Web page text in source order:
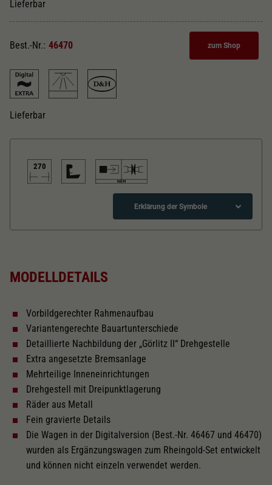
Lieferbar
Best.-Nr.: 46470
Lieferbar
zum Shop
270
Erklärung der Symbole
Gleichstrom Digital EXTRA
Innenbeleuchtung
Decoder Doehler & Haass
Wechselstrom Digital EXTRA
270 Länger über Puffer in mm
MODELLDETAILS
Vorbildgerechter Rahmenaufbau
Variantengerechte Bauartunterschiede
Detaillierte Nachbildung der „Görlitz II“ Drehgestelle
Extra angesetzte Bremsanlage
Mehrteilige Inneneinrichtungen
Drehgestell mit Dreipunktlagerung
Räder aus Metall
Fein gravierte Details
Die Wagen in der Digitalversion (Best.-Nr. 46467 und 46470)
wurden als Ergänzungswagen zum Rheingold-Set entwickelt
und können nicht einzeln verwendet werden.
Ihrer vorgenommen Einstellungen, falls der